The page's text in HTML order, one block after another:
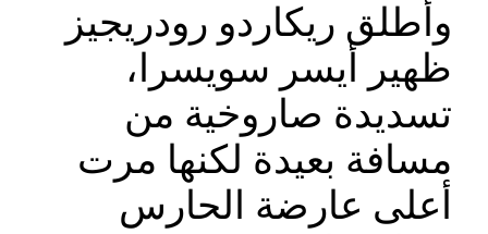
وأطلق ريكاردو رودريجيز
ظهير أيسر سويسرا،
تسديدة صاروخية من
مسافة بعيدة لكنها مرت
أعلى عارضة الحارس